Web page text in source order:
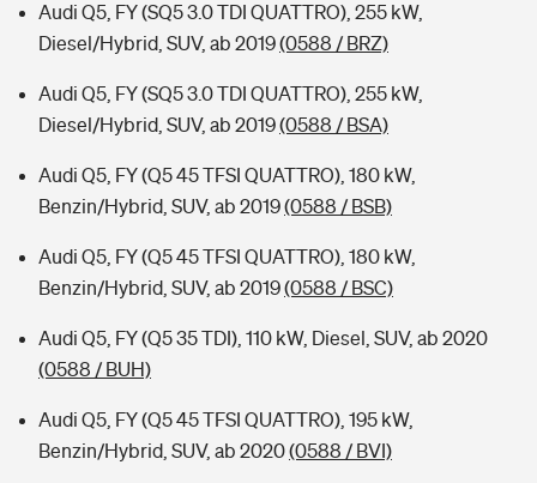
Audi Q5, FY (SQ5 3.0 TDI QUATTRO), 255 kW,
Diesel/Hybrid, SUV, ab 2019(0588 / BRZ)
Audi Q5, FY (SQ5 3.0 TDI QUATTRO), 255 kW,
Diesel/Hybrid, SUV, ab 2019(0588 / BSA)
Audi Q5, FY (Q5 45 TFSI QUATTRO), 180 kW,
Benzin/Hybrid, SUV, ab 2019(0588 / BSB)
Audi Q5, FY (Q5 45 TFSI QUATTRO), 180 kW,
Benzin/Hybrid, SUV, ab 2019(0588 / BSC)
Audi Q5, FY (Q5 35 TDI), 110 kW, Diesel, SUV, ab 2020
(0588 / BUH)
Audi Q5, FY (Q5 45 TFSI QUATTRO), 195 kW,
Benzin/Hybrid, SUV, ab 2020(0588 / BVI)